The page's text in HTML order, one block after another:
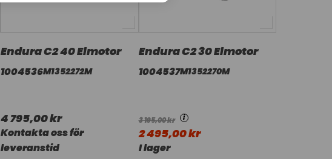
Endura C2 40 Elmotor
1004536M1352272M
4 795,00 kr
Kontakta oss för
leveranstid
Endura C2 30 Elmotor
1004537M1352270M
3 195,00 kr i
2 495,00 kr
I lager